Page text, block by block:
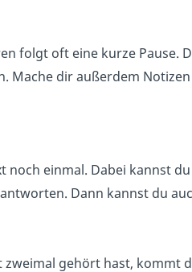
folgt oft eine kurze Pause.
Mache dir außerdem
noch einmal. Dabei kannst
Dann kannst du
zweimal gehört hast,